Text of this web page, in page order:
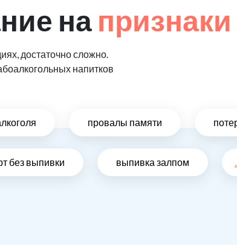
на
достаточно сложно.
напитков
провалы памяти
без выпивки выпивка залпом